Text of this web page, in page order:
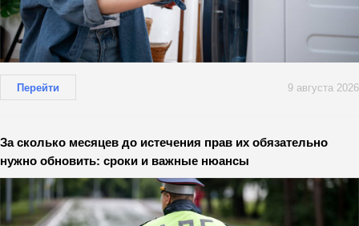
Перейти 9 августа 2026
За сколько месяцев до истечения прав их обязательно
нужно обновить: сроки и важные нюансы